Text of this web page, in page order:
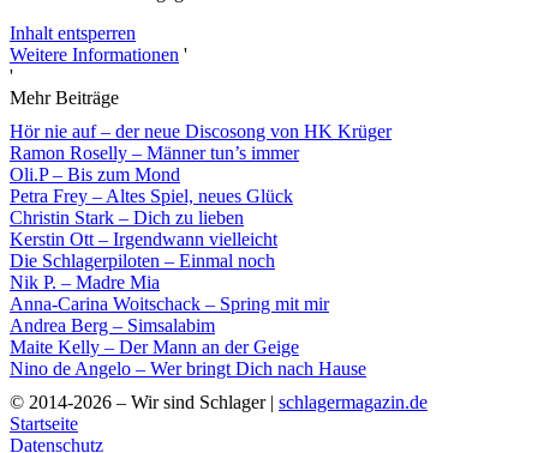
Inhalt entsperren
Weitere Informationen '
'
Mehr Beiträge
Hör nie auf – der neue Discosong von HK Krüger
Ramon Roselly – Männer tun’s immer
Oli.P – Bis zum Mond
Petra Frey – Altes Spiel, neues Glück
Christin Stark – Dich zu lieben
Kerstin Ott – Irgendwann vielleicht
Die Schlagerpiloten – Einmal noch
Nik P. – Madre Mia
Anna-Carina Woitschack – Spring mit mir
Andrea Berg – Simsalabim
Maite Kelly – Der Mann an der Geige
Nino de Angelo – Wer bringt Dich nach Hause
© 2014-2026 – Wir sind Schlager | schlagermagazin.de
Startseite
Datenschutz